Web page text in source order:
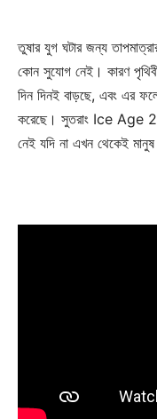
তুষার যুগ ঘটার জন্য
কোন সুযোগ নেই। কারণ
দিন দিনই বাড়ছে, এবং এর
করেছে। সুতরাং Ice Age 2-
নেই যদি না এখন থেকেই মানুষ